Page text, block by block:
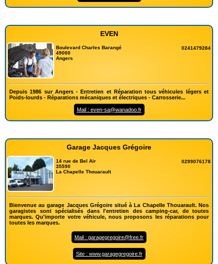
EVEN
Boulevard Charles Barangé
49000
Angers
0241479284
Depuis 1986 sur Angers - Entretien et Réparation tous véhicules légers et
Poids-lourds - Réparations mécaniques et électriques - Carrosserie...
Mail : even-sa@wanadoo.fr
Garage Jacques Grégoire
14 rue de Bel Air
35590
La Chapelle Thouarault
0299076178
Bienvenue au garage Jacques Grégoire situé à La Chapelle Thouarault. Nos
garagistes sont spécialisés dans l'entretien des camping-car, de toutes
marques. Qu'importe votre véhicule, nous proposons les réparations pour
toutes les marques.
Mail : garagegregoire@free.fr
Site : www.garagegregoire.fr